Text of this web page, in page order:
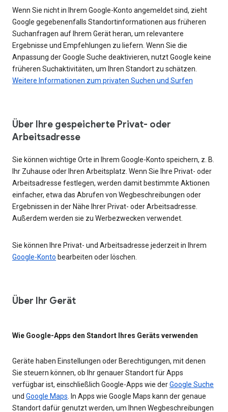
Wenn Sie nicht in Ihrem Google-Konto angemeldet sind, zieht
Google gegebenenfalls Standortinformationen aus früheren
Suchanfragen auf Ihrem Gerät heran, um relevantere
Ergebnisse und Empfehlungen zu liefern. Wenn Sie die
Anpassung der Google Suche deaktivieren, nutzt Google keine
früheren Suchaktivitäten, um Ihren Standort zu schätzen.
Weitere Informationen zum privaten Suchen und Surfen
Über Ihre gespeicherte Privat- oder
Arbeitsadresse
Sie können wichtige Orte in Ihrem Google-Konto speichern, z. B.
Ihr Zuhause oder Ihren Arbeitsplatz. Wenn Sie Ihre Privat- oder
Arbeitsadresse festlegen, werden damit bestimmte Aktionen
einfacher, etwa das Abrufen von Wegbeschreibungen oder
Ergebnissen in der Nähe Ihrer Privat- oder Arbeitsadresse.
Außerdem werden sie zu Werbezwecken verwendet.
Sie können Ihre Privat- und Arbeitsadresse jederzeit in Ihrem
Google-Konto bearbeiten oder löschen.
Über Ihr Gerät
Wie Google-Apps den Standort Ihres Geräts verwenden
Geräte haben Einstellungen oder Berechtigungen, mit denen
Sie steuern können, ob Ihr genauer Standort für Apps
verfügbar ist, einschließlich Google-Apps wie derGoogle Suche
und Google Maps. In Apps wie Google Maps kann der genaue
Standort dafür genutzt werden, um Ihnen Wegbeschreibungen